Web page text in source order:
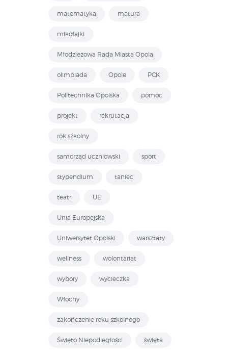
matematyka matura
mikołajki
Młodzieżowa Rada Miasta Opola
olimpiada Opole PCK
Politechnika Opolska pomoc
projekt rekrutacja
rok szkolny
samorząd uczniowski sport
stypendium taniec
teatr UE
Unia Europejska
Uniwersytet Opolski warsztaty
wellness wolontariat
wybory wycieczka
Włochy
zakończenie roku szkolnego
Święto Niepodległości święta